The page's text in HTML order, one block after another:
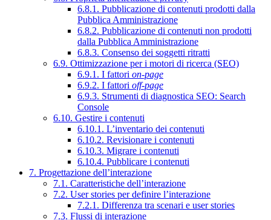
6.8.1. Pubblicazione di contenuti prodotti dalla
Pubblica Amministrazione
6.8.2. Pubblicazione di contenuti non prodotti
dalla Pubblica Amministrazione
6.8.3. Consenso dei soggetti ritratti
6.9. Ottimizzazione per i motori di ricerca (SEO)
6.9.1. I fattori on-page
6.9.2. I fattori off-page
6.9.3. Strumenti di diagnostica SEO: Search
Console
6.10. Gestire i contenuti
6.10.1. L’inventario dei contenuti
6.10.2. Revisionare i contenuti
6.10.3. Migrare i contenuti
6.10.4. Pubblicare i contenuti
7. Progettazione dell’interazione
7.1. Caratteristiche dell’interazione
7.2. User stories per definire l’interazione
7.2.1. Differenza tra scenari e user stories
7.3. Flussi di interazione